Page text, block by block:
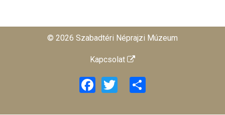
© 2026 Szabadtéri Néprajzi Múzeum
Kapcsolat
Facebook
Twitter